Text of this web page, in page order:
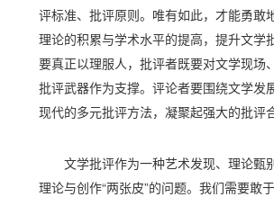
评标准、批评原则。唯有如此，才能勇
理论的积累与学术水平的提高，提升文学
要真正以理服人，批评者既要对文学现场
批评武器作为支撑。评论者要围绕文学发
现代的多元批评方法，凝聚起强大的批评
文学批评作为一种艺术发现、理论甄
理论与创作“两张皮”的问题。我们需要敢